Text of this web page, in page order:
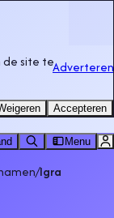
Adverteren
Menu
/Igra
de site te
Accepteren